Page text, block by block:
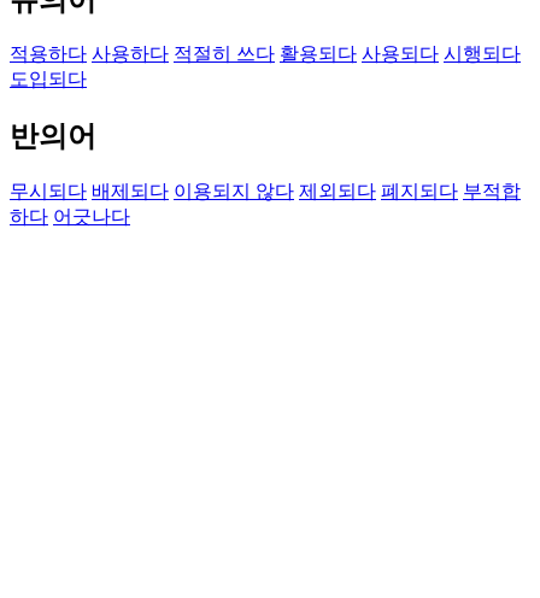
적용하다 사용하다 적절히 쓰다 활용되다 사용되다 시행되다
도입되다
반의어
무시되다 배제되다 이용되지 않다 제외되다 폐지되다 부적합
하다 어긋나다